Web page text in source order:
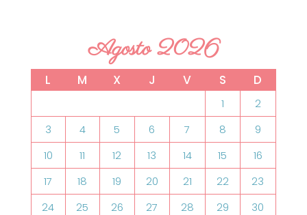
Agosto 2026
L M X J V S D
1
2
3
4 5 6 7 8
9
10
11 12 13 14 15
16
17
18 19 20 21 22
23
24
25 26 27 28 29
30